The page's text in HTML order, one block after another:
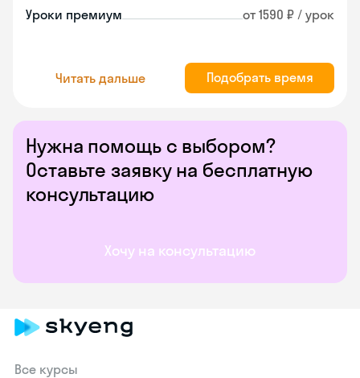
Нужна помощь с выбором?
Оставьте заявку на бесплатную
консультацию
Хочу на консультацию
Уроки премиум от 1590 ₽ / урок
Читать дальше Подобрать время
Все курсы